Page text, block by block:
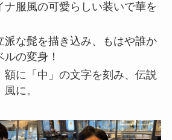
ナ服風の可愛らしい装いで華を
派な髭を描き込み、もはや誰か
の変身！
額に「中」の文字を刻み、伝説
に。